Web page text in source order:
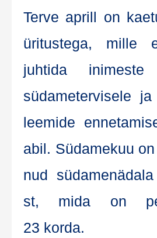
Ter­ve aprill on
üri­tus­te­ga, mil­le
juhti­da ini­mes­te
süda­me­ter­vi­se­le
leemi­de
abil. Süda­me­kuu
nud
st, mida on
23 korda.